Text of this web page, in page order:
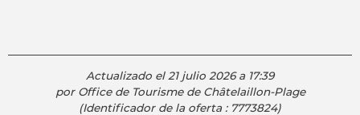
Actualizado el 21 julio 2026 a 17:39
por Office de Tourisme de Châtelaillon-Plage
(Identificador de la oferta : 7773824)